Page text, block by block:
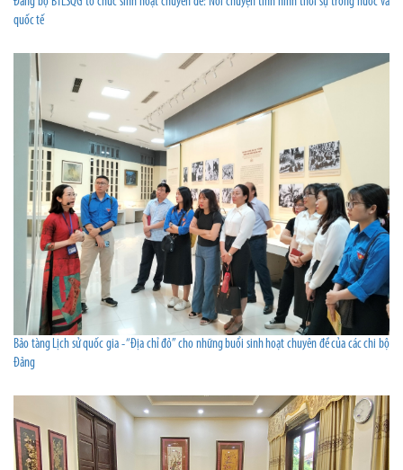
quốc tế
Bảo tàng Lịch sử quốc gia - “Địa chỉ đỏ” cho những buổi sinh hoạt chuyên đề của các chi bộ
Đảng